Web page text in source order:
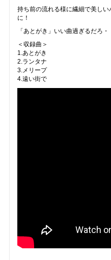
持ち前の流れる様に繊細で美し
に！
「あとがき」いい曲過ぎるだろ・
＜収録曲＞
1.あとがき
2.ランタナ
3.メリープ
4.遠い街で